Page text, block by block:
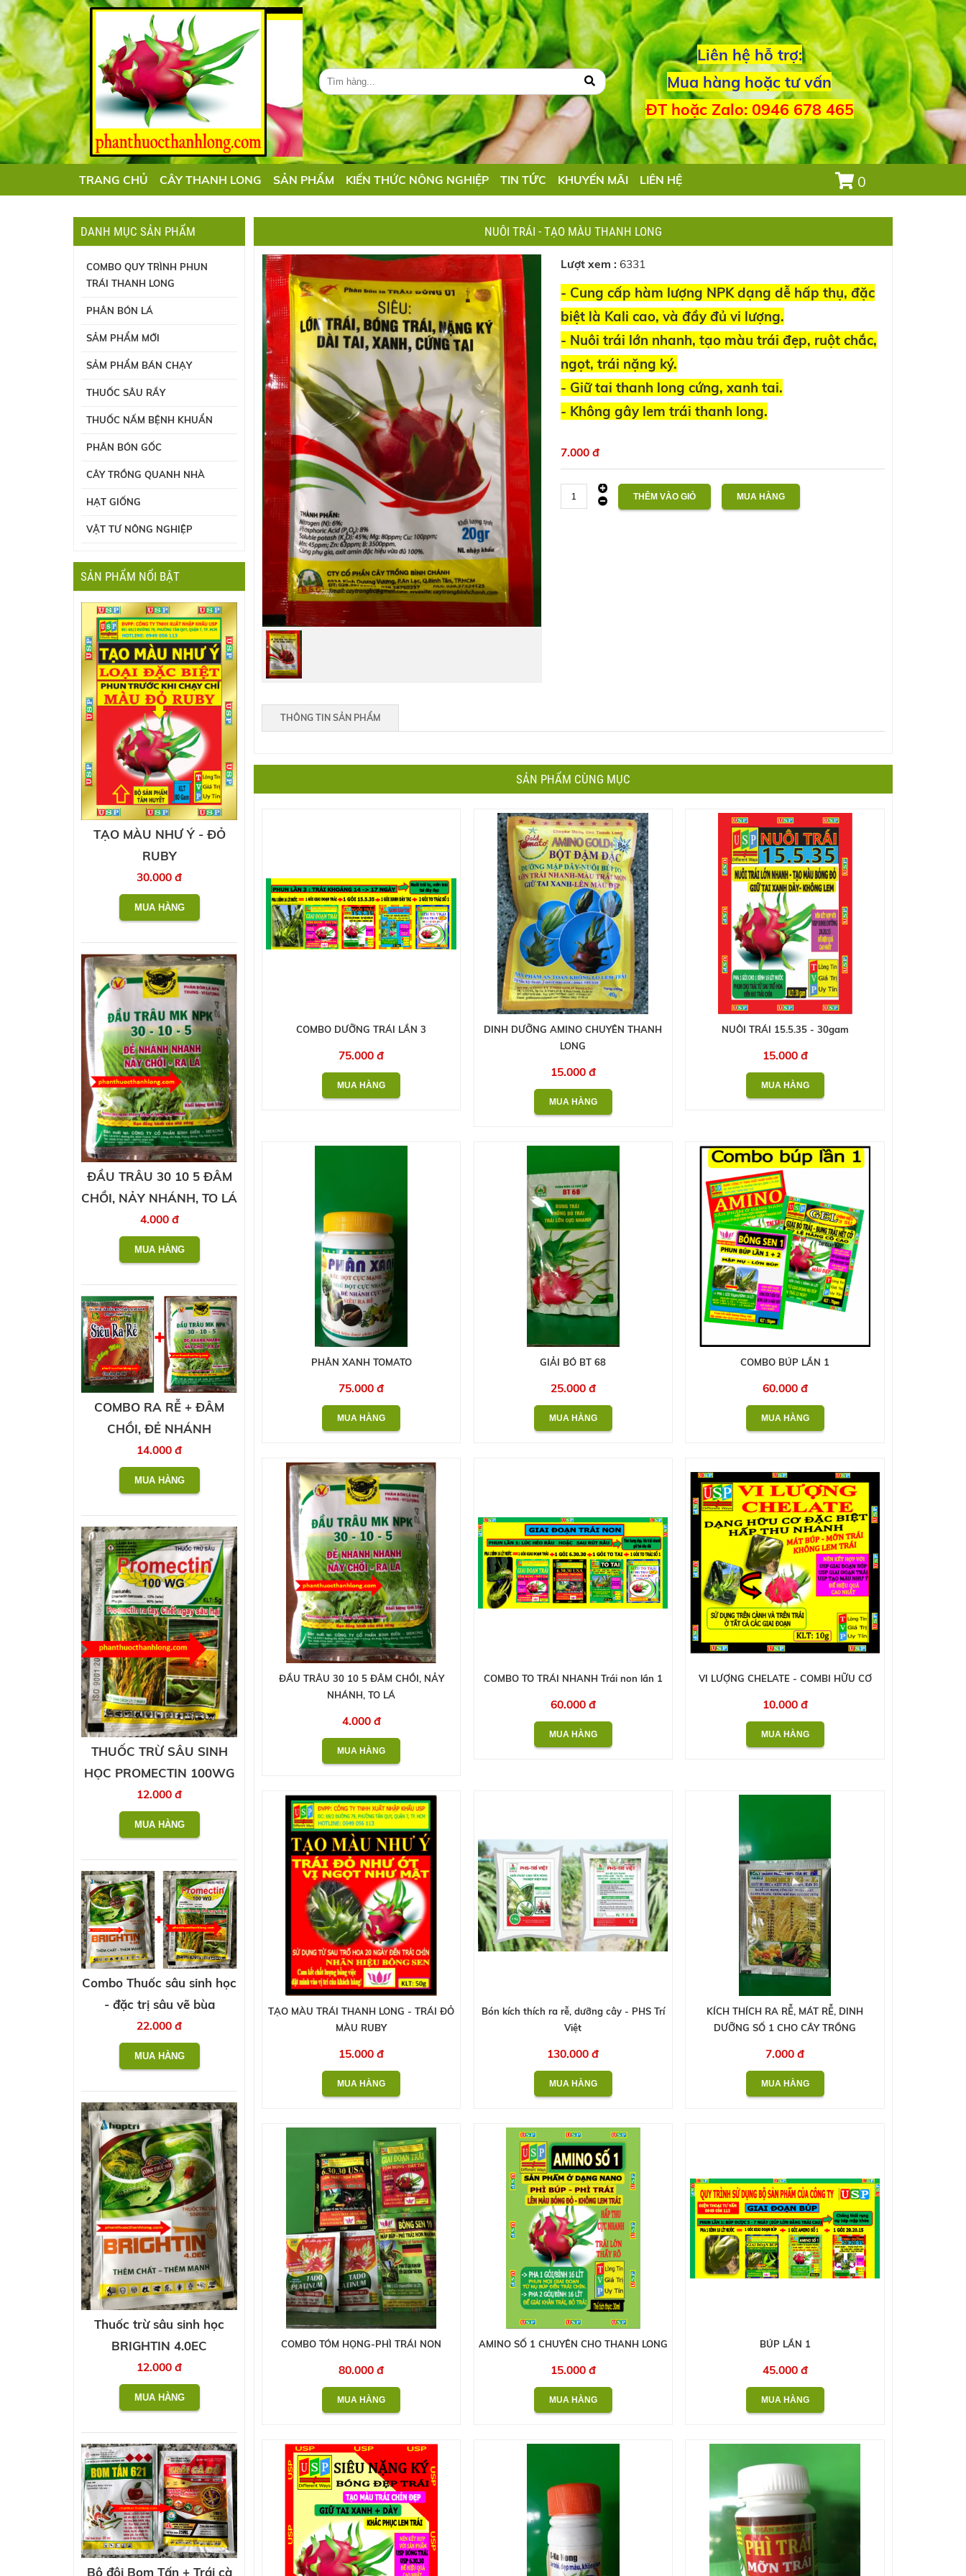
Liên hệ hỗ trợ:
Mua hàng hoặc tư vấn
ĐT hoặc Zalo: 0946 678 465
TRANG CHỦ CÂY THANH LONG SẢN PHẨM KIẾN THỨC NÔNG NGHIỆP TIN TỨC KHUYẾN MÃI LIÊN HỆ 0
NUÔI TRÁI - TẠO MÀU THANH LONG
Lượt xem :6331
- Cung cấp hàm lượng NPK dạng dễ hấp thụ, đặc
biệt là Kali cao, và đầy đủ vi lượng.
- Nuôi trái lớn nhanh, tạo màu trái đẹp, ruột chắc,
ngọt, trái nặng ký.
- Giữ tai thanh long cứng, xanh tai.
- Không gây lem trái thanh long.
7.000 đ
THÔNG TIN SẢN PHẨM
SẢN PHẨM CÙNG MỤC
COMBO DƯỠNG TRÁI LẦN 3
75.000 đ
DINH DƯỠNG AMINO CHUYÊN THANH
LONG
15.000 đ
NUÔI TRÁI 15.5.35 - 30gam
15.000 đ
PHÂN XANH TOMATO
75.000 đ
GIẢI BÓ BT 68
25.000 đ
COMBO BÚP LẦN 1
60.000 đ
ĐẦU TRÂU 30 10 5 ĐÂM CHỒI, NẢY
NHÁNH, TO LÁ
4.000 đ
COMBO TO TRÁI NHANH Trái non lần 1
60.000 đ
VI LƯỢNG CHELATE - COMBI HỮU CƠ
10.000 đ
TẠO MÀU TRÁI THANH LONG - TRÁI ĐỎ
MÀU RUBY
15.000 đ
Bón kích thích ra rễ, dưỡng cây - PHS Trí
Việt
130.000 đ
KÍCH THÍCH RA RỄ, MÁT RỄ, DINH
DƯỠNG SỐ 1 CHO CÂY TRỒNG
7.000 đ
COMBO TÓM HỌNG-PHÌ TRÁI NON
80.000 đ
AMINO SỐ 1 CHUYÊN CHO THANH LONG
15.000 đ
BÚP LẦN 1
45.000 đ
DANH MỤC SẢN PHẨM
COMBO QUY TRÌNH PHUN
TRÁI THANH LONG
PHÂN BÓN LÁ
SẢM PHẨM MỚI
SẢM PHẨM BÁN CHẠY
THUỐC SÂU RẦY
THUỐC NẤM BỆNH KHUẨN
PHÂN BÓN GỐC
CÂY TRỒNG QUANH NHÀ
HẠT GIỐNG
VẬT TƯ NÔNG NGHIỆP
SẢN PHẨM NỔI BẬT
TẠO MÀU NHƯ Ý - ĐỎ
RUBY
30.000 đ
ĐẦU TRÂU 30 10 5 ĐÂM
CHỒI, NẢY NHÁNH, TO LÁ
4.000 đ
COMBO RA RỄ + ĐÂM
CHỒI, ĐẺ NHÁNH
14.000 đ
THUỐC TRỪ SÂU SINH
HỌC PROMECTIN 100WG
12.000 đ
Combo Thuốc sâu sinh học
- đặc trị sâu vẽ bùa
22.000 đ
Thuốc trừ sâu sinh học
BRIGHTIN 4.0EC
12.000 đ
Bộ đôi Bom Tấn + Trái cà